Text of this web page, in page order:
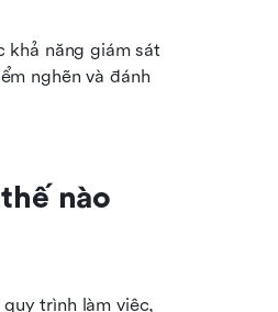
khả năng giám sát
nghẽn và đánh
nào
trình làm việc,